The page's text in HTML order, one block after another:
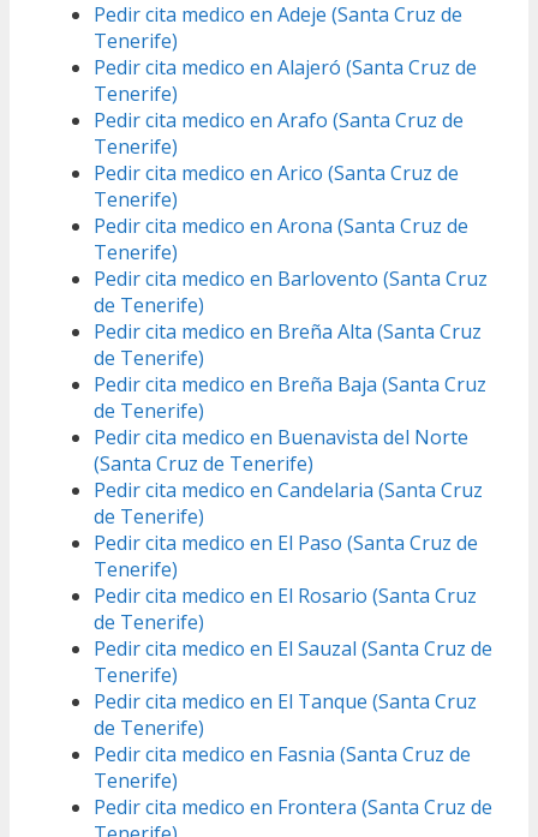
Pedir cita medico en Adeje (Santa Cruz de
Tenerife)
Pedir cita medico en Alajeró (Santa Cruz de
Tenerife)
Pedir cita medico en Arafo (Santa Cruz de
Tenerife)
Pedir cita medico en Arico (Santa Cruz de
Tenerife)
Pedir cita medico en Arona (Santa Cruz de
Tenerife)
Pedir cita medico en Barlovento (Santa Cruz
de Tenerife)
Pedir cita medico en Breña Alta (Santa Cruz
de Tenerife)
Pedir cita medico en Breña Baja (Santa Cruz
de Tenerife)
Pedir cita medico en Buenavista del Norte
(Santa Cruz de Tenerife)
Pedir cita medico en Candelaria (Santa Cruz
de Tenerife)
Pedir cita medico en El Paso (Santa Cruz de
Tenerife)
Pedir cita medico en El Rosario (Santa Cruz
de Tenerife)
Pedir cita medico en El Sauzal (Santa Cruz de
Tenerife)
Pedir cita medico en El Tanque (Santa Cruz
de Tenerife)
Pedir cita medico en Fasnia (Santa Cruz de
Tenerife)
Pedir cita medico en Frontera (Santa Cruz de